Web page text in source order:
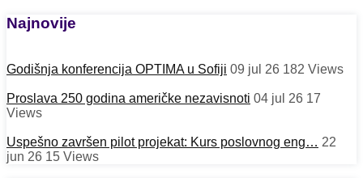
Najnovije
Godišnja konferencija OPTIMA u Sofiji 09 jul 26 182 Views
Proslava 250 godina američke nezavisnoti 04 jul 26 17
Views
Uspešno završen pilot projekat: Kurs poslovnog eng… 22
jun 26 15 Views